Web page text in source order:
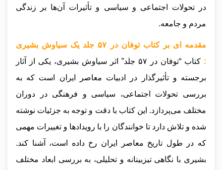
در تحولات اجتماعی و سیاسی و تأثیرات آن‌ها بر زندگی
مردم و جامعه.
مقدمه ای بر کتاب توفان در ۵۷ جلد یک سیاوش بشیری
:
کتاب “توفان در ۵۷ جلد” اثر سیاوش بشیری، یکی از آثار
برجسته و تأثیرگذار در ادبیات معاصر ایران است که به
بررسی تحولات اجتماعی، سیاسی و فرهنگی در دوران
مختلف می‌پردازد. این کتاب با دقت و توجه به جزئیات نوشته
شده و تلاش دارد تا خوانندگان را با رویدادها و تغییرات مهمی
که در طول تاریخ معاصر ایران رخ داده است، آشنا کند.
بشیری با نگاهی تیزبینانه و تحلیلی، به بررسی ابعاد مختلف